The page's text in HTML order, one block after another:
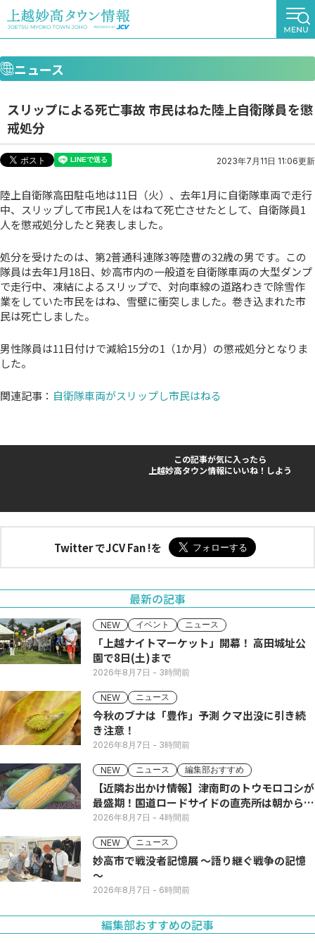
ニュース
スリップによる死亡事故 市民はねた陸上自衛隊員を懲
戒処分
2023年7月11日 11:06更新
陸上自衛隊高田駐屯地は11日（火）、去年1月に自衛隊車両で走行
中、スリップして市民1人をはねて死亡させたとして、自衛隊員1
人を懲戒処分したと発表しました。
処分を受けたのは、第2普通科連隊3等陸曹の32歳の男です。この
隊員は去年1月18日、妙高市内の一般道を自衛隊車両の大型ダンプ
で走行中、凍結によるスリップで、対向車線の道路わきで除雪作
業をしていた市民をはね、雪壁に衝突しました。巻き込まれた市
民は死亡しました。
男性隊員は11日付けで減給15分の1（1か月）の懲戒処分となりま
した。
関連記事： 自衛隊車両がスリップし市民はねる
この記事が気に入ったら
上越妙高タウン情報にいいね！しよう
Twitter でJCV Fan !を
最新の記事
NEW イベント ニュース
「上越ナイトマーケット」開幕！ 高田城址公
園で8日(土)まで
2026年8月7日 - 3時間前
NEW ニュース
今秋のブナは「豊作」予測 クマ出没に引き続
き注意！
2026年8月7日 - 3時間前
NEW ニュース 編集部おすすめ
【近隣お出かけ情報】津南町のトウモロコシが
最盛期！国道ロードサイドの直売所は朝から長
い列
2026年8月7日 - 4時間前
NEW ニュース
妙高市で戦没者記憶展 ～語り継ぐ戦争の記憶
～
2026年8月7日 - 6時間前
編集部おすすめの記事